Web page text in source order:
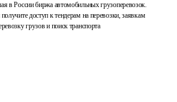
в России биржа автомобильных грузоперевозок.
получите доступ к тендерам на перевозки, заявкам
грузов и поиск транспорта